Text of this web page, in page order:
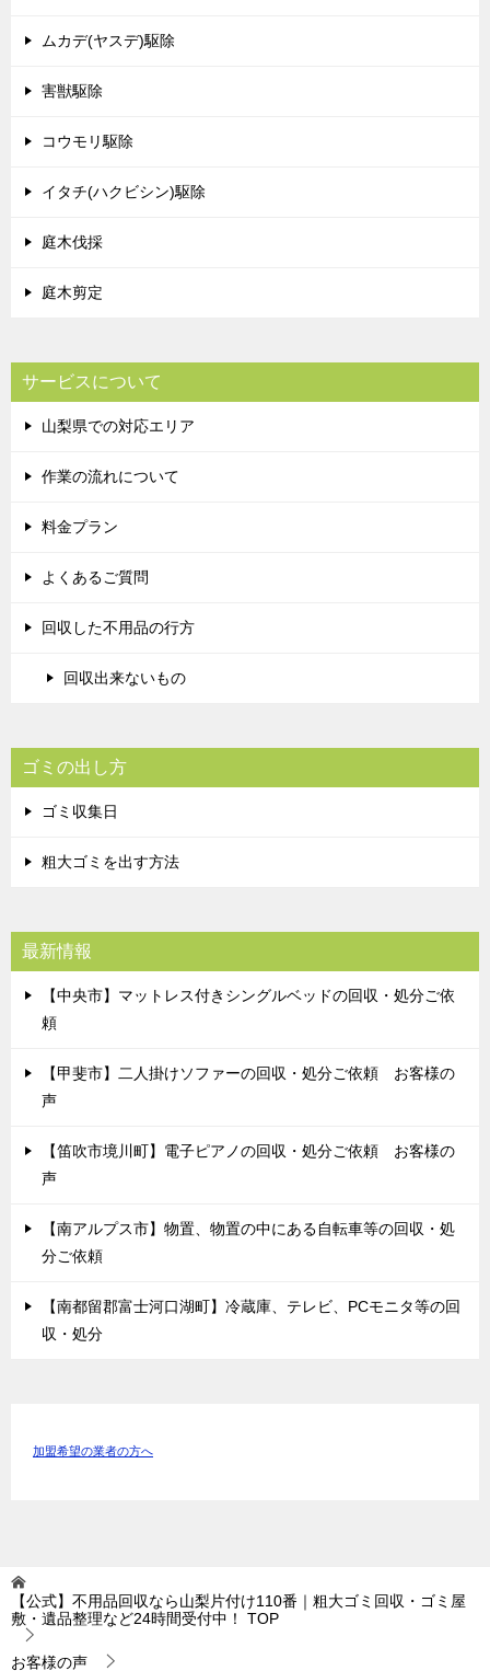
ムカデ(ヤスデ)駆除
害獣駆除
コウモリ駆除
イタチ(ハクビシン)駆除
庭木伐採
庭木剪定
サービスについて
山梨県での対応エリア
作業の流れについて
料金プラン
よくあるご質問
回収した不用品の行方
回収出来ないもの
ゴミの出し方
ゴミ収集日
粗大ゴミを出す方法
最新情報
【中央市】マットレス付きシングルベッドの回収・処分ご依
頼
【甲斐市】二人掛けソファーの回収・処分ご依頼 お客様の
声
【笛吹市境川町】電子ピアノの回収・処分ご依頼 お客様の
声
【南アルプス市】物置、物置の中にある自転車等の回収・処
分ご依頼
【南都留郡富士河口湖町】冷蔵庫、テレビ、PCモニタ等の回
収・処分
加盟希望の業者の方へ
【公式】不用品回収なら山梨片付け110番｜粗大ゴミ回収・ゴミ屋
敷・遺品整理など24時間受付中！
TOP
お客様の声